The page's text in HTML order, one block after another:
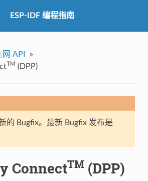
ESP-IDF 编程指南
网 API
»
TM (DPP)
的 Bugfix。最新 Bugfix 发布是
ConnectTM(DPP)